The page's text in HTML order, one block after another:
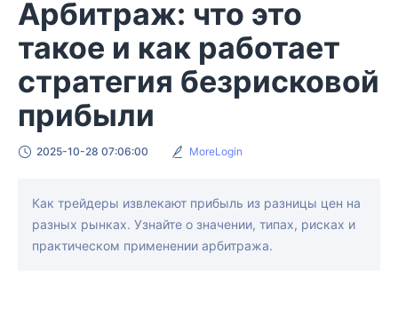
Арбитраж: что это
такое и как работает
стратегия безрисковой
прибыли
2025-10-28 07:06:00 MoreLogin
Как трейдеры извлекают прибыль из разницы цен на
разных рынках. Узнайте о значении, типах, рисках и
практическом применении арбитража.